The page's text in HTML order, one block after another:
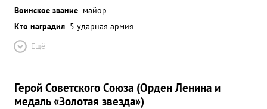
Воинское звание майор
Кто наградил 5 ударная армия
Ещё
Герой Советского Союза (Орден Ленина и
медаль «Золотая звезда»)